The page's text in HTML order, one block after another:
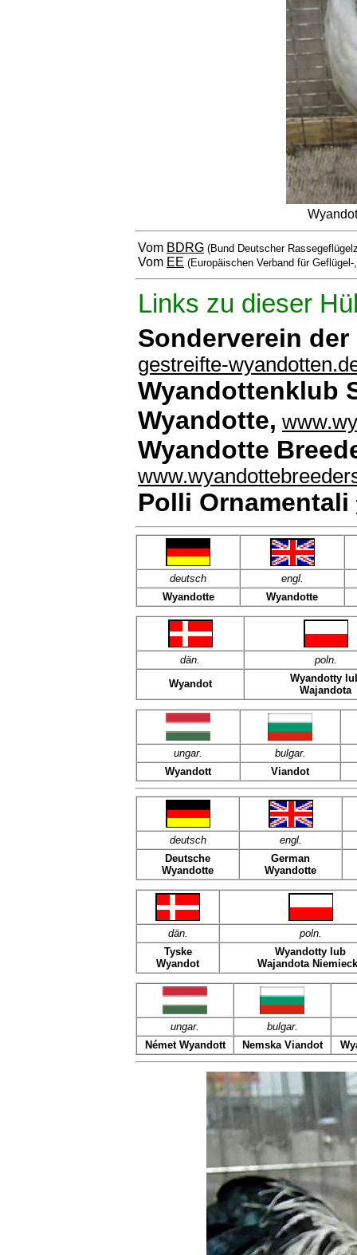
Vom BDRG (Bund Deutscher
Vom EE (Europäischen Verband für
Links zu dieser
Sonderverein
gestreifte-
Wyandottenklub
Wyandotte,
Wyandotte
Polli Ornamentali
deutsch
engl.
Wyandotte
Wyandotte
dän. poln.
Wyandot
Wyandotty
Wajandota
ungar.
bulgar.
Wyandott
Viandot
deutsch
engl.
Deutsche
Wyandotte
German
Wyandotte
dän. poln.
Tyske
Wyandot
Wyandotty lub
Wajandota
ungar.
bulgar.
Német Wyandott
Nemska Viandot